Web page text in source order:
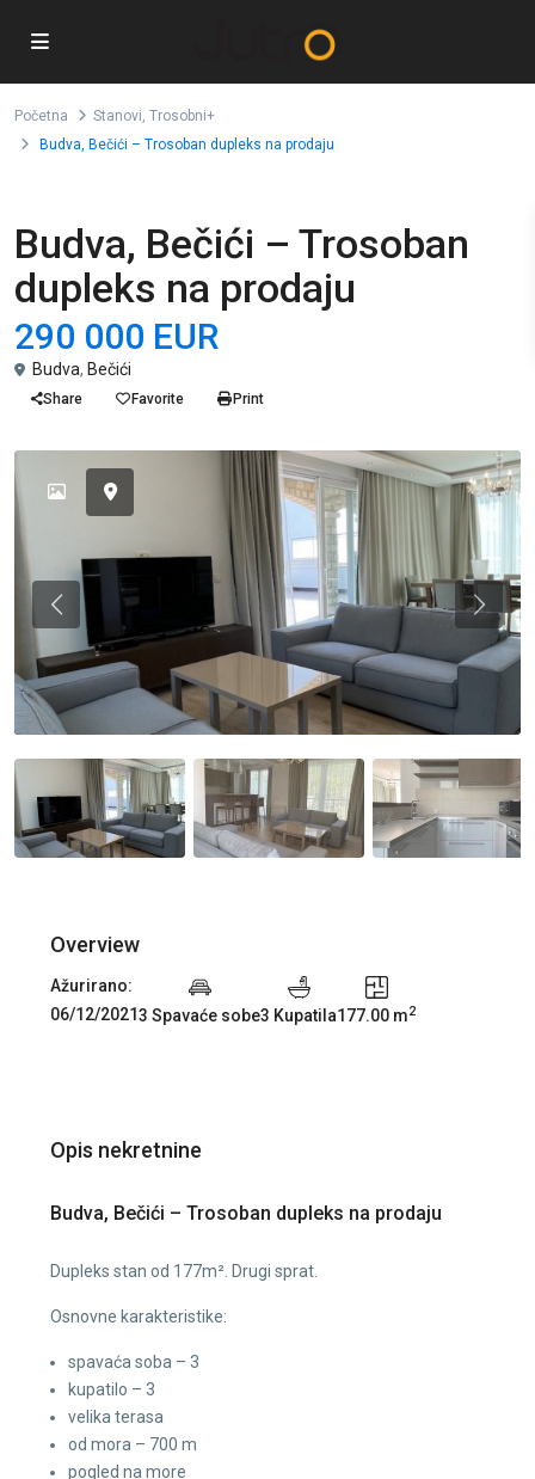
Početna Stanovi, Trosobni+
Budva, Bečići – Trosoban dupleks na prodaju
Budva, Bečići – Trosoban
dupleks na prodaju
290 000 EUR
Budva, Bečići
Share Favorite Print
Previous
Overview
Ažurirano:
06/12/20213 Spavaće sobe3 Kupatila177.00 m2
Opis nekretnine
Budva, Bečići – Trosoban dupleks na prodaju
Dupleks stan od 177m². Drugi sprat.
Osnovne karakteristike:
spavaća soba – 3
kupatilo – 3
velika terasa
od mora – 700 m
pogled na more